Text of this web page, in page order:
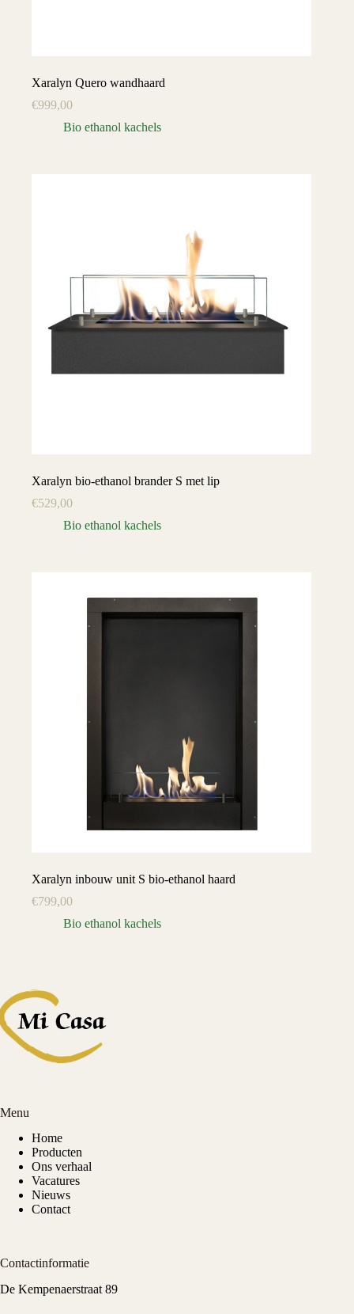
Xaralyn Quero wandhaard
€999,00
Bio ethanol kachels
Xaralyn bio-ethanol brander S met lip
€529,00
Bio ethanol kachels
Xaralyn inbouw unit S bio-ethanol haard
€799,00
Bio ethanol kachels
Menu
Home
Producten
Ons verhaal
Vacatures
Nieuws
Contact
Contactinformatie
De Kempenaerstraat 89